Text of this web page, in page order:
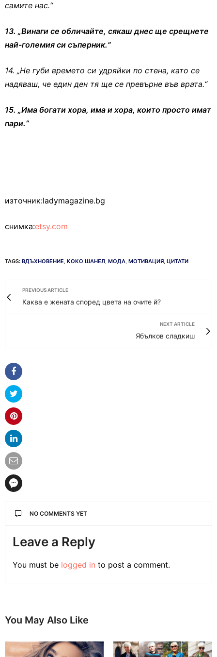
самите нас.“
13. „Винаги се обличайте, сякаш днес ще срещнете
най-големия си съперник.“
14. „Не губи времето си удряйки по стена, като се
надяваш, че един ден тя ще се превърне във врата.“
15. „Има богати хора, има и хора, които просто имат
пари.“
източник:ladymagazine.bg
снимка:etsy.com
TAGS: ВДЪХНОВЕНИЕ, КОКО ШАНЕЛ, МОДА, МОТИВАЦИЯ, ЦИТАТИ
PREVIOUS ARTICLE
Каква е жената според цвета на очите й?
NEXT ARTICLE
Ябълков сладкиш
NO COMMENTS YET
Leave a Reply
You must be logged in to post a comment.
You May Also Like